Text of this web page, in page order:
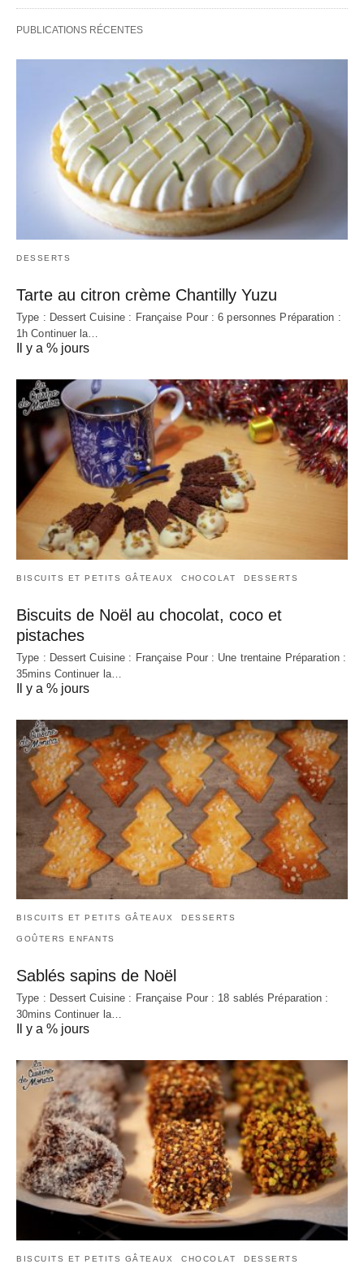
PUBLICATIONS RÉCENTES
DESSERTS
Tarte au citron crème Chantilly Yuzu
Type : Dessert Cuisine : Française Pour : 6 personnes Préparation :
1h Continuer la…
Il y a % jours
BISCUITS ET PETITS GÂTEAUX CHOCOLAT DESSERTS
Biscuits de Noël au chocolat, coco et
pistaches
Type : Dessert Cuisine : Française Pour : Une trentaine Préparation :
35mins Continuer la…
Il y a % jours
BISCUITS ET PETITS GÂTEAUX DESSERTS
GOÛTERS ENFANTS
Sablés sapins de Noël
Type : Dessert Cuisine : Française Pour : 18 sablés Préparation :
30mins Continuer la…
Il y a % jours
BISCUITS ET PETITS GÂTEAUX CHOCOLAT DESSERTS